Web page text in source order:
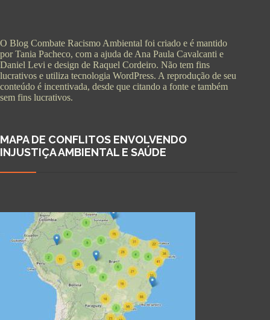
O Blog Combate Racismo Ambiental foi criado e é mantido
por Tania Pacheco, com a ajuda de Ana Paula Cavalcanti e
Daniel Levi e design de Raquel Cordeiro. Não tem fins
lucrativos e utiliza tecnologia WordPress. A reprodução de seu
conteúdo é incentivada, desde que citando a fonte e também
sem fins lucrativos.
MAPA DE CONFLITOS ENVOLVENDO
INJUSTIÇA AMBIENTAL E SAÚDE